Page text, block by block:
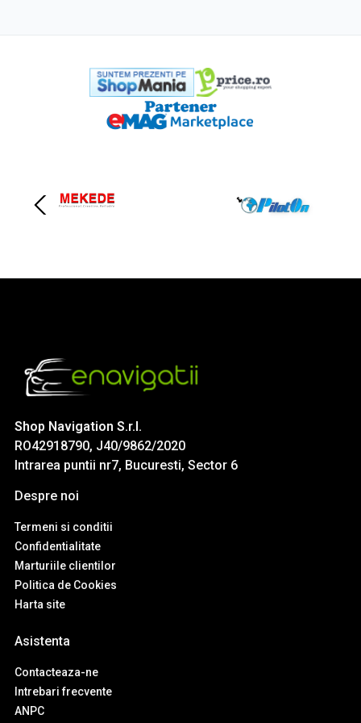
Shop Navigation S.r.l.
RO42918790, J40/9862/2020
Intrarea puntii nr7, Bucuresti, Sector 6
Despre noi
Termeni si conditii
Confidentialitate
Marturiile clientilor
Politica de Cookies
Harta site
Asistenta
Contacteaza-ne
Intrebari frecvente
ANPC